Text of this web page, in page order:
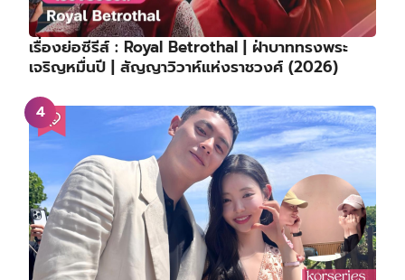
เรื่องย่อซีรีส์ : Royal Betrothal | ฝ่าบาททรงพระ
เจริญหมื่นปี | สัญญาวิวาห์แห่งราชวงศ์ (2026)